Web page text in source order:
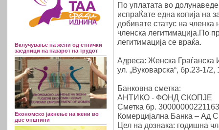
Вклучување на жени од етнички
заедници на пазарот на трудот
Економско јакнење на жени во
две општини
По уплатата во
испраЌате една копија на
добивате статус на
членска легитимација.По
легитимација се враќа.
Адреса: Женска
ул. „Вуковарска“, бр.23-1/
Банковна сметка:
АНТИКО - ФОНД СКОПЈЕ
Сметка бр.
Комерцијална Банка – Ад
Цел на дознака: годишна